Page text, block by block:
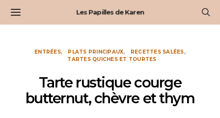
Les Papilles de Karen
ENTRÉES PLATS PRINCIPAUX
RECETTES SALÉES
TARTES QUICHES ET TOURTES
Tarte rustique courge
butternut, chèvre et thym